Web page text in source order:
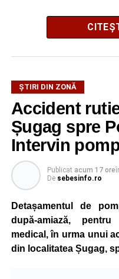
Festivalul este organizat
Liberi, în parteneriat cu
Ordinul Cetății
gratuit pe întreaga durată
Cetatea Greavilor și
transformate într-un
cavalerești, parade
interactive de
concerte, recitaluri
DJ organizate în fiecare
ȘTIRI DIN ZONĂ
Accident
Șugag spre
Intervin
Publicat acum 17 ore
De sebesinfo.ro
Detașamentul de
după-amiază,
medical, în urma unui
din localitatea Șugag,